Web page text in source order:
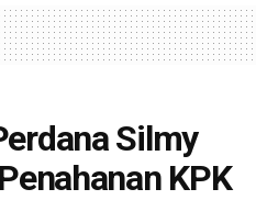
Silmy
KPK